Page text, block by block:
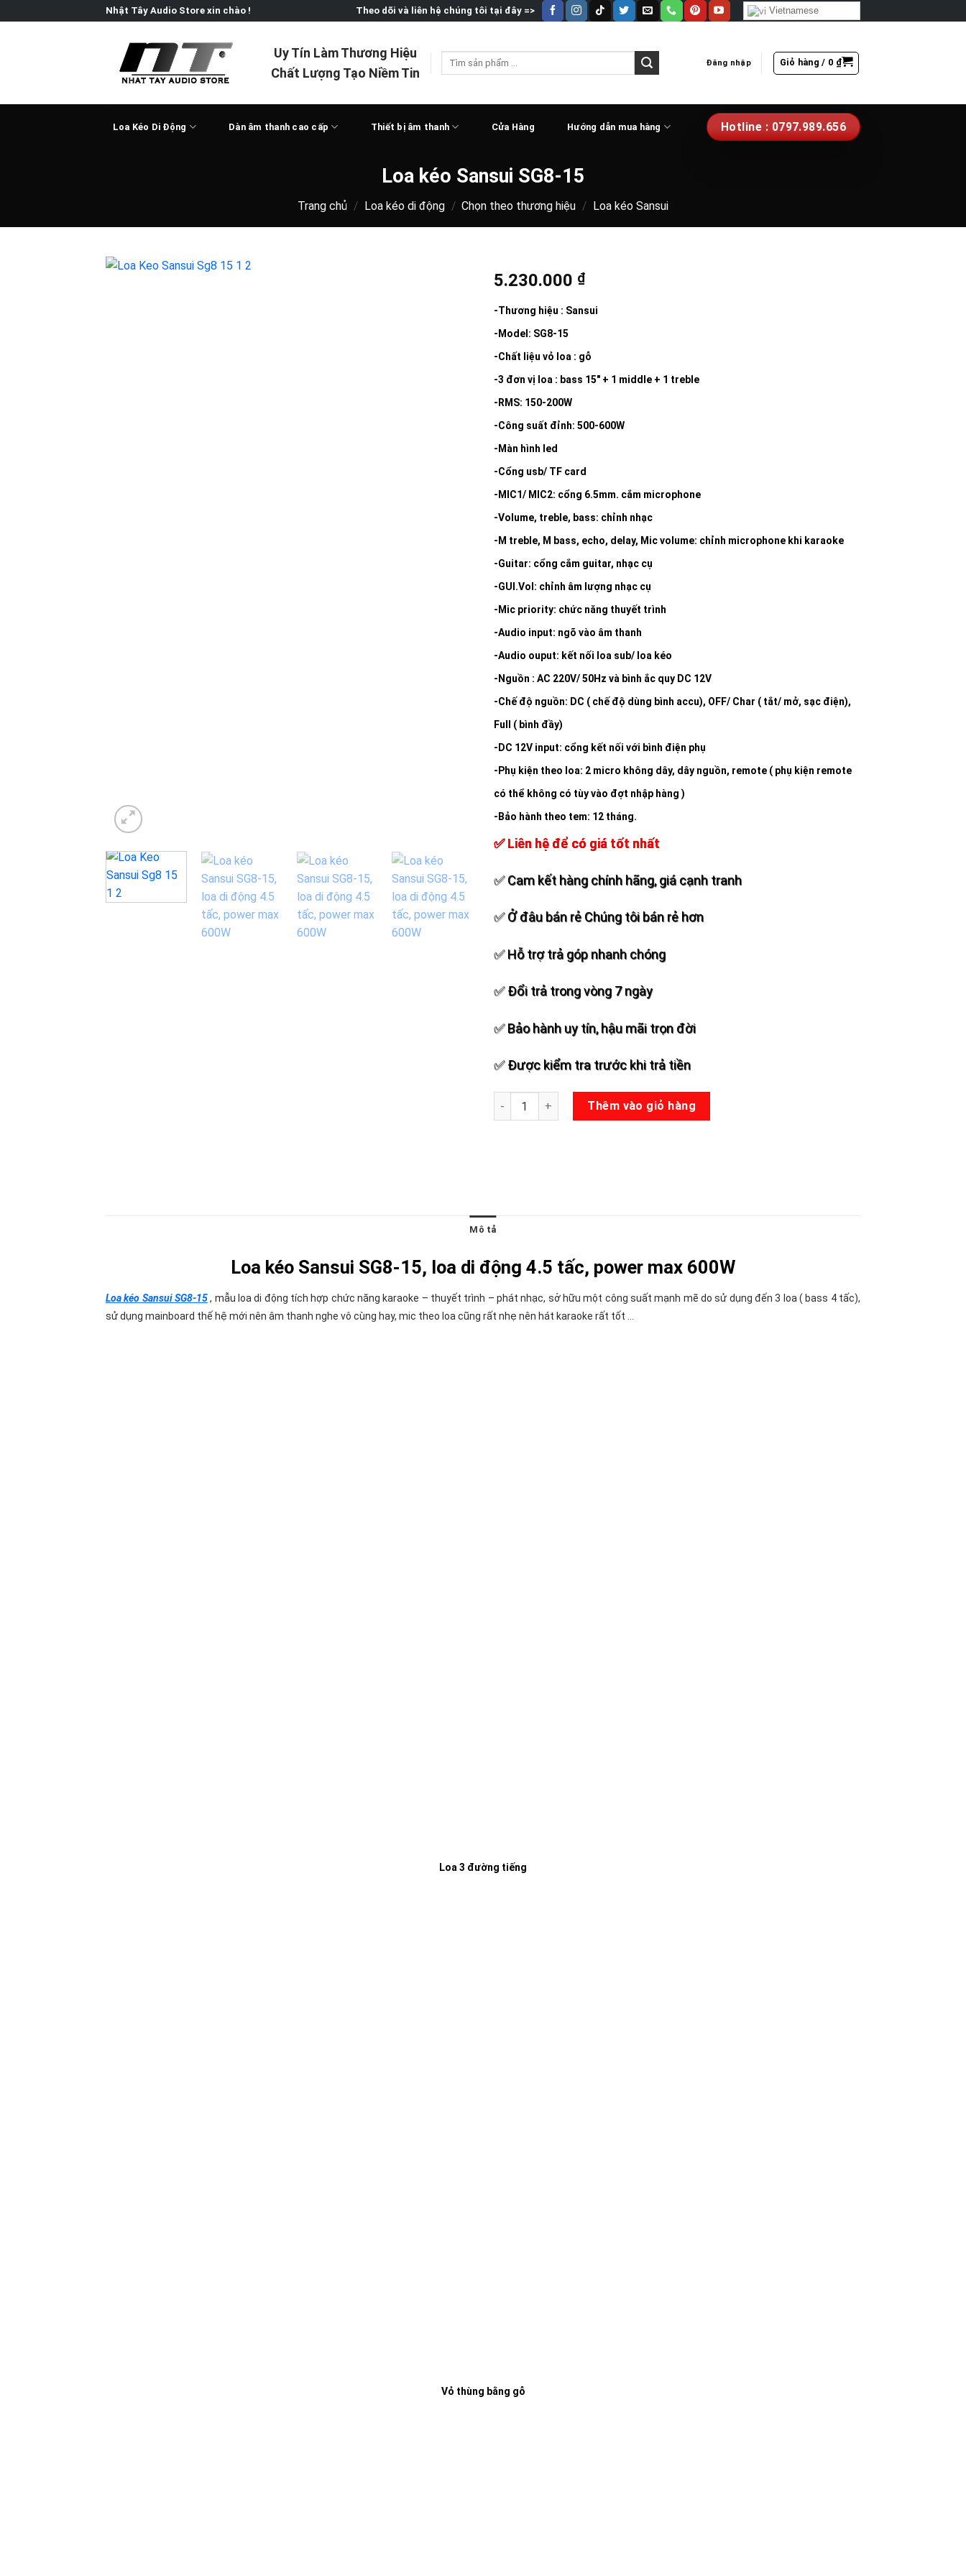
to
Nhật Tây Audio Store xin chào ! Theo dõi và liên hệ chúng tôi tại đây => Vietnamese
Uy Tín Làm Thương Hiệu
Chất Lượng Tạo Niềm Tin
Tìm
Đăng nhập Giỏ hàng / 0 ₫
Loa Kéo Di Động Dàn âm thanh cao cấp Thiết bị âm thanh Cửa Hàng Hướng dẫn mua hàng Hotline : 0797.989.656
Loa kéo Sansui SG8-15
Trang chủ / Loa kéo di động / Chọn theo thương hiệu / Loa kéo Sansui
5.230.000 ₫
-Thương hiệu : Sansui
-Model: SG8-15
-Chất liệu vỏ loa : gỗ
-3 đơn vị loa : bass 15″ + 1 middle + 1 treble
-RMS: 150-200W
-Công suất đỉnh: 500-600W
-Màn hình led
-Cổng usb/ TF card
-MIC1/ MIC2: cổng 6.5mm. cắm microphone
-Volume, treble, bass: chỉnh nhạc
-M treble, M bass, echo, delay, Mic volume: chỉnh microphone khi karaoke
-Guitar: cổng cắm guitar, nhạc cụ
-GUI.Vol: chỉnh âm lượng nhạc cụ
-Mic priority: chức năng thuyết trình
-Audio input: ngõ vào âm thanh
-Audio ouput: kết nối loa sub/ loa kéo
-Nguồn : AC 220V/ 50Hz và bình ắc quy DC 12V
-Chế độ nguồn: DC ( chế độ dùng bình accu), OFF/ Char ( tắt/ mở, sạc điện),
Full ( bình đầy)
-DC 12V input: cổng kết nối với bình điện phụ
-Phụ kiện theo loa: 2 micro không dây, dây nguồn, remote ( phụ kiện remote
có thể không có tùy vào đợt nhập hàng )
-Bảo hành theo tem: 12 tháng.
✅ Liên hệ để có giá tốt nhất
✅ Cam kết hàng chính hãng, giá cạnh tranh
✅ Ở đâu bán rẻ Chúng tôi bán rẻ hơn
✅ Hỗ trợ trả góp nhanh chóng
✅ Đổi trả trong vòng 7 ngày
✅ Bảo hành uy tín, hậu mãi trọn đời
✅ Được kiểm tra trước khi trả tiền
Loa kéo Sansui SG8-15 số lượng
Thêm vào giỏ hàng
Mô tả
Loa kéo Sansui SG8-15, loa di động 4.5 tấc, power max 600W
Loa kéo Sansui SG8-15, mẫu loa di động tích hợp chức năng karaoke – thuyết trình – phát nhạc, sở hữu một công suất mạnh mẽ do sử dụng đến 3 loa ( bass 4 tấc),
sử dụng mainboard thế hệ mới nên âm thanh nghe vô cùng hay, mic theo loa cũng rất nhẹ nên hát karaoke rất tốt …
Loa 3 đường tiếng
Vỏ thùng bằng gỗ